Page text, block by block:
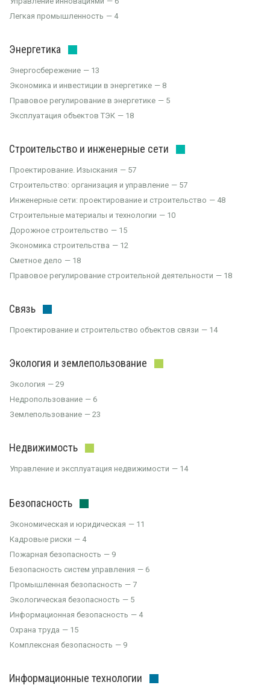
Легкая промышленность
4
Энергетика
Энергосбережение
13
Экономика и инвестиции в энергетике
8
Правовое регулирование в энергетике
5
Эксплуатация объектов ТЭК
18
Строительство и инженерные сети
Проектирование. Изыскания
57
Строительство: организация и управление
57
Инженерные сети: проектирование и строительство
48
Строительные материалы и технологии
10
Дорожное строительство
15
Экономика строительства
12
Сметное дело
18
Правовое регулирование строительной деятельности
18
Связь
Проектирование и строительство объектов связи 14
Экология и землепользование
Экология
29
Недропользование
6
Землепользование
23
Недвижимость
Управление и эксплуатация недвижимости 14
Безопасность
Экономическая и юридическая
11
Кадровые риски
4
Пожарная безопасность
9
Безопасность систем управления
6
Промышленная безопасность
7
Экологическая безопасность
5
Информационная безопасность
4
Охрана труда
15
Комплексная безопасность
9
Информационные технологии